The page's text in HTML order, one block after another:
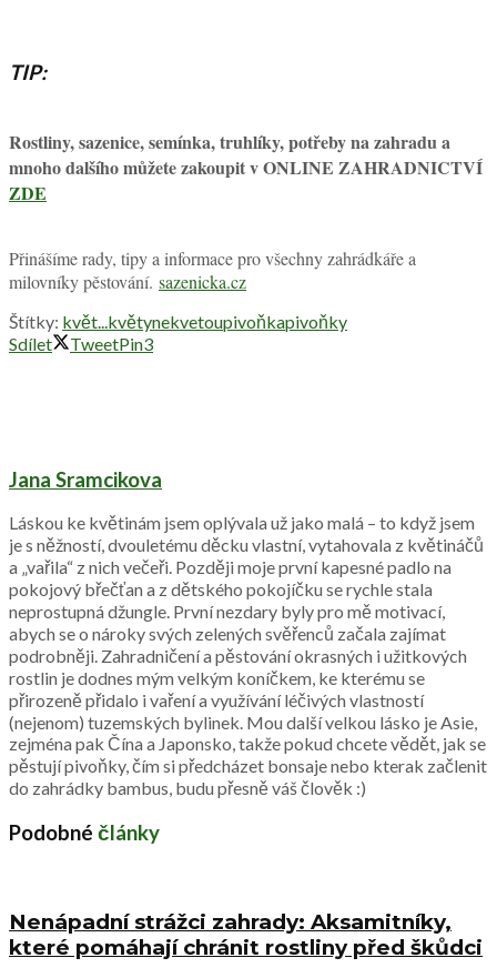
TIP:
Rostliny, sazenice, semínka, truhlíky, potřeby na zahradu a
mnoho dalšího můžete zakoupit v ONLINE ZAHRADNICTVÍ
ZDE
Přinášíme rady, tipy a informace pro všechny zahrádkáře a
milovníky pěstování. sazenicka.cz
Štítky: květ...květynekvetoupivoňkapivoňky
Sdílet
TweetPin3
Jana Sramcikova
Láskou ke květinám jsem oplývala už jako malá – to když jsem
je s něžností, dvouletému děcku vlastní, vytahovala z květináčů
a „vařila“ z nich večeři. Později moje první kapesné padlo na
pokojový břečťan a z dětského pokojíčku se rychle stala
neprostupná džungle. První nezdary byly pro mě motivací,
abych se o nároky svých zelených svěřenců začala zajímat
podrobněji. Zahradničení a pěstování okrasných i užitkových
rostlin je dodnes mým velkým koníčkem, ke kterému se
přirozeně přidalo i vaření a využívání léčivých vlastností
(nejenom) tuzemských bylinek. Mou další velkou lásko je Asie,
zejména pak Čína a Japonsko, takže pokud chcete vědět, jak se
pěstují pivoňky, čím si předcházet bonsaje nebo kterak začlenit
do zahrádky bambus, budu přesně váš člověk :)
Podobné články
Nenápadní strážci zahrady: Aksamitníky,
které pomáhají chránit rostliny před škůdci